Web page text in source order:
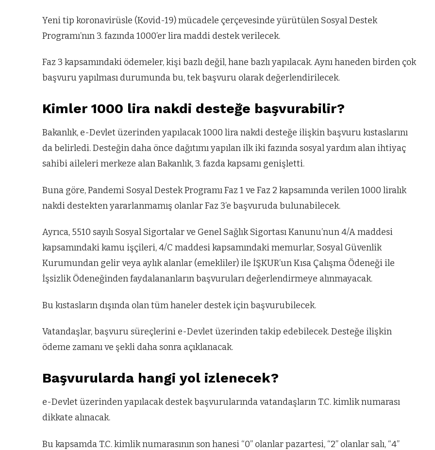
Yeni tip koronavirüsle (Kovid-19) mücadele çerçevesinde yürütülen Sosyal Destek
Programı’nın 3. fazında 1000’er lira maddi destek verilecek.
Faz 3 kapsamındaki ödemeler, kişi bazlı değil, hane bazlı yapılacak. Aynı haneden birden çok
başvuru yapılması durumunda bu, tek başvuru olarak değerlendirilecek.
Kimler 1000 lira nakdi desteğe başvurabilir?
Bakanlık, e-Devlet üzerinden yapılacak 1000 lira nakdi desteğe ilişkin başvuru kıstaslarını
da belirledi. Desteğin daha önce dağıtımı yapılan ilk iki fazında sosyal yardım alan ihtiyaç
sahibi aileleri merkeze alan Bakanlık, 3. fazda kapsamı genişletti.
Buna göre, Pandemi Sosyal Destek Programı Faz 1 ve Faz 2 kapsamında verilen 1000 liralık
nakdi destekten yararlanmamış olanlar Faz 3’e başvuruda bulunabilecek.
Ayrıca, 5510 sayılı Sosyal Sigortalar ve Genel Sağlık Sigortası Kanunu’nun 4/A maddesi
kapsamındaki kamu işçileri, 4/C maddesi kapsamındaki memurlar, Sosyal Güvenlik
Kurumundan gelir veya aylık alanlar (emekliler) ile İŞKUR’un Kısa Çalışma Ödeneği ile
İşsizlik Ödeneğinden faydalananların başvuruları değerlendirmeye alınmayacak.
Bu kıstasların dışında olan tüm haneler destek için başvurubilecek.
Vatandaşlar, başvuru süreçlerini e-Devlet üzerinden takip edebilecek. Desteğe ilişkin
ödeme zamanı ve şekli daha sonra açıklanacak.
Başvurularda hangi yol izlenecek?
e-Devlet üzerinden yapılacak destek başvurularında vatandaşların T.C. kimlik numarası
dikkate alınacak.
Bu kapsamda T.C. kimlik numarasının son hanesi “0” olanlar pazartesi, “2” olanlar salı, “4”
ARNAVUTKÖY
Arnavutköy’ün
nüfusu 2024
yılında
344.868’e ulaştı
VIDEO GALERI
Arnavutköy
Taşoluk’ta seyir
otomobil alev